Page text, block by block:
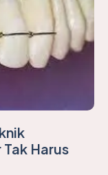
Harus